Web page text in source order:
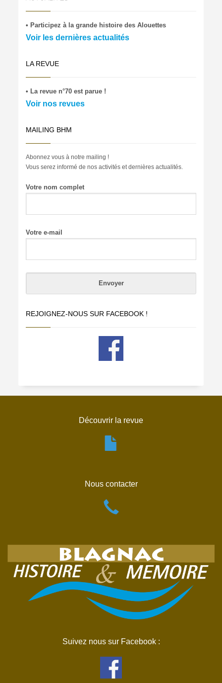
• Participez à la grande histoire des Alouettes
Voir les dernières actualités
LA REVUE
• La revue n°70 est parue !
Voir nos revues
MAILING BHM
Abonnez vous à notre mailing !
Vous serez informé de nos activités et dernières actualités.
Votre nom complet
Votre e-mail
REJOIGNEZ-NOUS SUR FACEBOOK !
Découvrir la revue
Nous contacter
Suivez nous sur Facebook :